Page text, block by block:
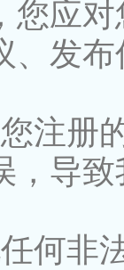
您应
、发
您注
，导
任何